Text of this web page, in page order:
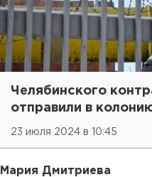
Челябинского
отправили в
23 июля 2024 в 10:45
Мария Дмитриева